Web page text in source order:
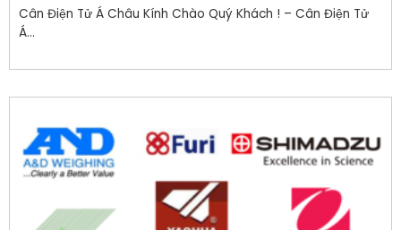
Cân Điện Tử Á Châu Kính Chào Quý Khách ! – Cân Điện Tử
Á...